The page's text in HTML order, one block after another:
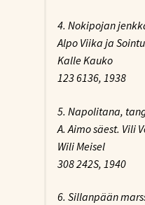
4. Nokipojan
Alpo Viika ja
Kalle Kauko
123 6136, 1938
5. Napolitana,
A. Aimo säest. Vili
Wili Meisel
308 242S, 1940
6. Sillanpään